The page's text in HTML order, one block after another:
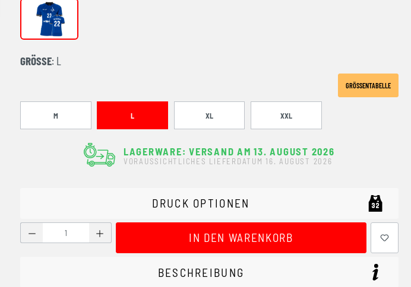
royal/marine
GRÖSSE : L
GRÖSSENTABELLE
M L XL XXL
LAGERWARE: VERSAND AM 13. AUGUST 2026
VORAUSSICHTLICHES LIEFERDATUM 16. AUGUST 2026
DRUCK OPTIONEN
Produkt Anzahl: Gib den gewünschten Wert ein oder benutze die Schaltflächen
IN DEN WARENKORB
BESCHREIBUNG